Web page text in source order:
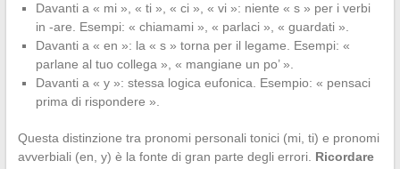
Davanti a « mi », « ti », « ci », « vi »: niente « s » per i verbi
in -are. Esempi: « chiamami », « parlaci », « guardati ».
Davanti a « en »: la « s » torna per il legame. Esempi: «
parlane al tuo collega », « mangiane un po’ ».
Davanti a « y »: stessa logica eufonica. Esempio: « pensaci
prima di rispondere ».
Questa distinzione tra pronomi personali tonici (mi, ti) e pronomi
avverbiali (en, y) è la fonte di gran parte degli errori. Ricordare